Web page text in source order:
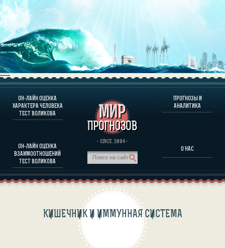
----
ОН-ЛАЙН ОЦЕНКА
ХАРАКТЕРА ЧЕЛОВЕКА
ТЕСТ ВОЛИКОВА
ОН-ЛАЙН ОЦЕНКА
ВЗАИМООТНОШЕНИЙ
ТЕСТ ВОЛИКОВА
· SINCE. 2004 ·
ПРОГНОЗЫ И
АНАЛИТИКА
О НАС
О ПРОГРАММЕ
ОЦЕНКА ХАРАКТЕРA ЧЕЛОВЕКА
ОЦЕНКА ХАРАКТЕРА ВЫДАЮЩИХСЯ ЛИЧНОСТЕЙ
О ПРОГРАММЕ
ПРОГНОЗЫ И АНАЛИТИКА
КИШЕЧНИК И ИММУННАЯ СИСТЕМА